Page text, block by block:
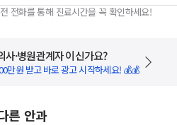
전화를 통해 진료시간을 꼭 확인하세요!
사·병원관계자 이신가요?
만원 받고 바로 광고 시작하세요! 💰💰
른 안과